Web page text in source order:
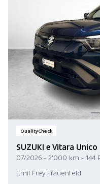
QualityCheck
SUZUKI e Vitara Unico
07/2026 - 2'000 km - 144
Emil Frey Frauenfeld